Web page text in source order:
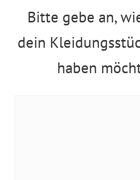
Bitte gebe an,
dein
haben